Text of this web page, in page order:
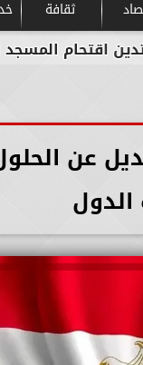
ثقافة
المسجد الأقصى
عن